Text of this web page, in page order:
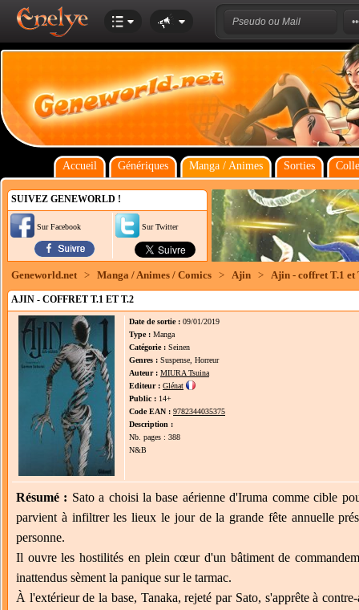
Accueil Génériques Manga / Animes Sorties
SUIVEZ GENEWORLD !
Sur Facebook Sur Twitter
Geneworld.net > Manga / Animes / Comics > Ajin > Ajin - coffret T.1 et
AJIN - COFFRET T.1 ET T.2
Date de sortie : 09/01/2019
Type : Manga
Catégorie : Seinen
Genres : Suspense, Horreur
Auteur : MIURA Tsuina
Editeur : Glénat
Public : 14+
Code EAN : 9782344035375
Description :
Nb. pages : 388
N&B
Résumé : Sato a choisi la base aérienne d'Iruma comme cible
parvient à infiltrer les lieux le jour de la grande fête annuelle
personne.
Il ouvre les hostilités en plein cœur d'un bâtiment de
inattendus sèment la panique sur le tarmac.
À l'extérieur de la base, Tanaka, rejeté par Sato, s'apprête à